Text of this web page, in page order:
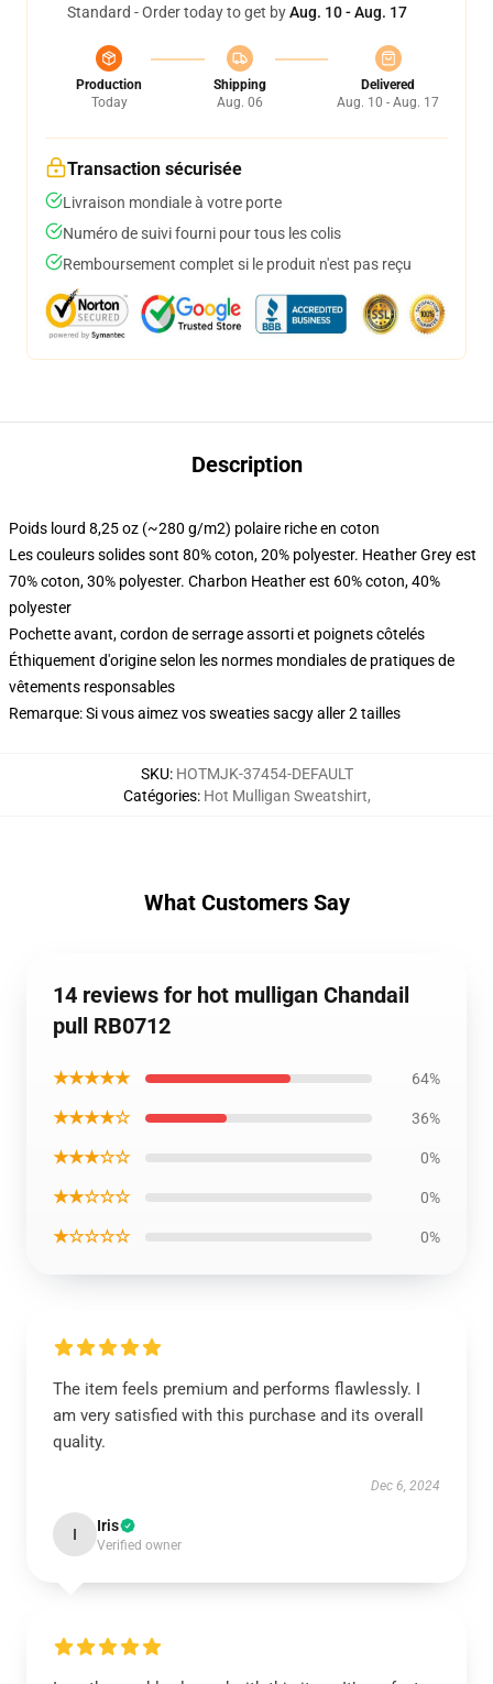
Standard - Order today to get byAug. 10 - Aug. 17
Production
Today
Shipping
Aug. 06
Delivered
Aug. 10 - Aug. 17
Transaction sécurisée
Livraison mondiale à votre porte
Numéro de suivi fourni pour tous les colis
Remboursement complet si le produit n'est pas reçu
Description
Poids lourd 8,25 oz (~280 g/m2) polaire riche en coton
Les couleurs solides sont 80% coton, 20% polyester. Heather Grey est
70% coton, 30% polyester. Charbon Heather est 60% coton, 40%
polyester
Pochette avant, cordon de serrage assorti et poignets côtelés
Éthiquement d'origine selon les normes mondiales de pratiques de
vêtements responsables
Remarque: Si vous aimez vos sweaties sacgy aller 2 tailles
SKU: HOTMJK-37454-DEFAULT
Catégories: Hot Mulligan Sweatshirt,
What Customers Say
14 reviews for hot mulligan Chandail
pull RB0712
★★★★★ 64%
★★★★☆ 36%
★★★☆☆ 0%
★★☆☆☆ 0%
★☆☆☆☆ 0%
The item feels premium and performs flawlessly. I
am very satisfied with this purchase and its overall
quality.
Dec 6, 2024
I Iris
Verified owner